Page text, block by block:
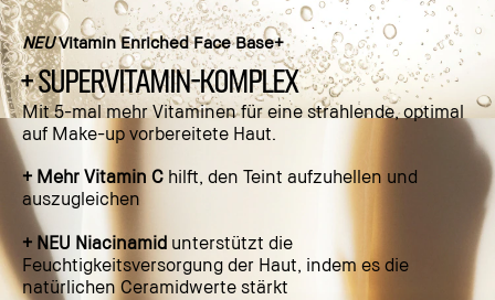
NEUVitamin Enriched Face Base+
+ SUPERVITAMIN-KOMPLEX
Mit 5-mal mehr Vitaminen für eine strahlende, optimal
auf Make-up vorbereitete Haut.
+ Mehr Vitamin C hilft, den Teint aufzuhellen und
auszugleichen
+ NEU Niacinamid unterstützt die
Feuchtigkeitsversorgung der Haut, indem es die
natürlichen Ceramidwerte stärkt